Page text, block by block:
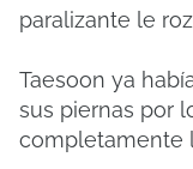
paralizante le
Taesoon ya
sus piernas por
completamente